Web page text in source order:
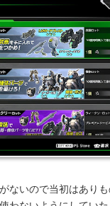
ないので当初はあり